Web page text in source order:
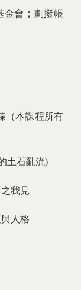
金會 ； 劃撥帳
（本課程所有
土石亂流)
我見
人格